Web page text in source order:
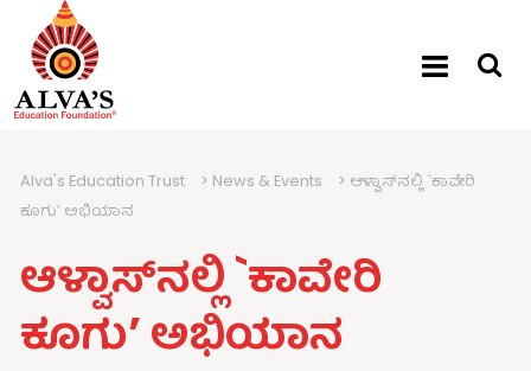
Alva's Education Trust > News & Events > ಆಳ್ವಾಸ್‍ನಲ್ಲಿ `ಕಾವೇರಿ
ಕೂಗು’ ಅಭಿಯಾನ
ಆಳ್ವಾಸ್‍ನಲ್ಲಿ `ಕಾವೇರಿ
ಕೂಗು’ ಅಭಿಯಾನ